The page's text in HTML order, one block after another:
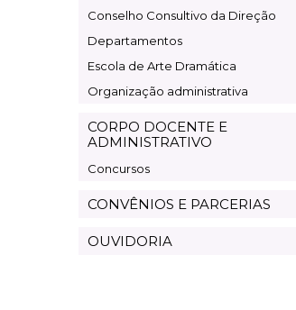
Conselho Consultivo da Direção
Departamentos
Escola de Arte Dramática
Organização administrativa
CORPO DOCENTE E
ADMINISTRATIVO
Concursos
CONVÊNIOS E PARCERIAS
OUVIDORIA